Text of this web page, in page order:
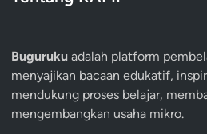
Buguruku adalah platform
menyajikan bacaan edukatif,
mendukung proses belajar,
mengembangkan usaha mikro.